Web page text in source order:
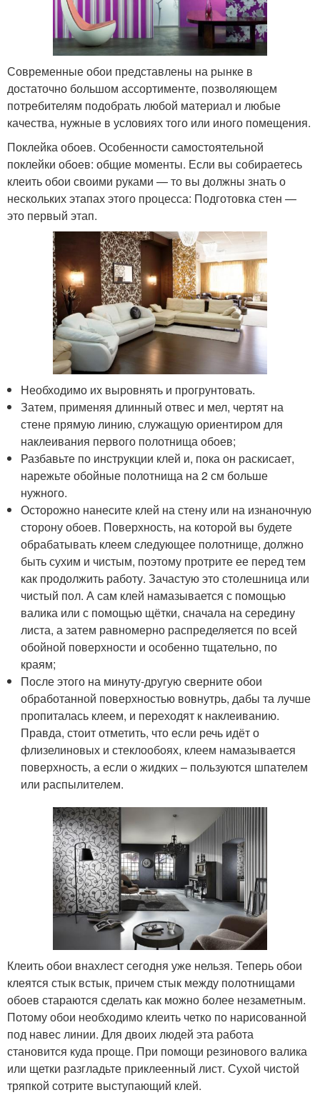
Современные обои представлены на рынке в
достаточно большом ассортименте, позволяющем
потребителям подобрать любой материал и любые
качества, нужные в условиях того или иного помещения.
Поклейка обоев. Особенности самостоятельной
поклейки обоев: общие моменты. Если вы собираетесь
клеить обои своими руками — то вы должны знать о
нескольких этапах этого процесса: Подготовка стен —
это первый этап.
Необходимо их выровнять и прогрунтовать.
Затем, применяя длинный отвес и мел, чертят на
стене прямую линию, служащую ориентиром для
наклеивания первого полотнища обоев;
Разбавьте по инструкции клей и, пока он раскисает,
нарежьте обойные полотнища на 2 см больше
нужного.
Осторожно нанесите клей на стену или на изнаночную
сторону обоев. Поверхность, на которой вы будете
обрабатывать клеем следующее полотнище, должно
быть сухим и чистым, поэтому протрите ее перед тем
как продолжить работу. Зачастую это столешница или
чистый пол. А сам клей намазывается с помощью
валика или с помощью щётки, сначала на середину
листа, а затем равномерно распределяется по всей
обойной поверхности и особенно тщательно, по
краям;
После этого на минуту-другую сверните обои
обработанной поверхностью вовнутрь, дабы та лучше
пропиталась клеем, и переходят к наклеиванию.
Правда, стоит отметить, что если речь идёт о
флизелиновых и стеклообоях, клеем намазывается
поверхность, а если о жидких – пользуются шпателем
или распылителем.
Клеить обои внахлест сегодня уже нельзя. Теперь обои
клеятся стык встык, причем стык между полотнищами
обоев стараются сделать как можно более незаметным.
Потому обои необходимо клеить четко по нарисованной
под навес линии. Для двоих людей эта работа
становится куда проще. При помощи резинового валика
или щетки разгладьте приклеенный лист. Сухой чистой
тряпкой сотрите выступающий клей.